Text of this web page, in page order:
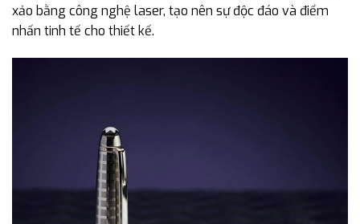
xảo bằng công nghệ laser, tạo nên sự độc đáo và điểm
nhấn tinh tế cho thiết kế.